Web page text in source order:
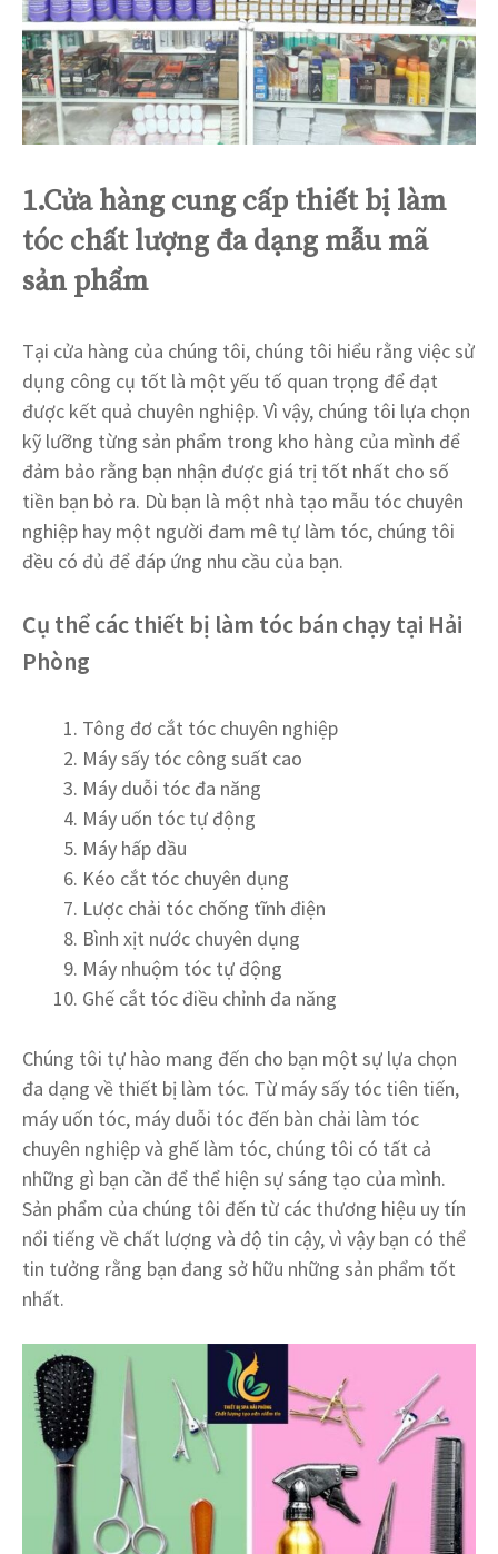
1.Cửa hàng cung cấp thiết bị làm
tóc chất lượng đa dạng mẫu mã
sản phẩm
Tại cửa hàng của chúng tôi, chúng tôi hiểu rằng việc sử
dụng công cụ tốt là một yếu tố quan trọng để đạt
được kết quả chuyên nghiệp. Vì vậy, chúng tôi lựa chọn
kỹ lưỡng từng sản phẩm trong kho hàng của mình để
đảm bảo rằng bạn nhận được giá trị tốt nhất cho số
tiền bạn bỏ ra. Dù bạn là một nhà tạo mẫu tóc chuyên
nghiệp hay một người đam mê tự làm tóc, chúng tôi
đều có đủ để đáp ứng nhu cầu của bạn.
Cụ thể các thiết bị làm tóc bán chạy tại Hải
Phòng
Tông đơ cắt tóc chuyên nghiệp
Máy sấy tóc công suất cao
Máy duỗi tóc đa năng
Máy uốn tóc tự động
Máy hấp dầu
Kéo cắt tóc chuyên dụng
Lược chải tóc chống tĩnh điện
Bình xịt nước chuyên dụng
Máy nhuộm tóc tự động
Ghế cắt tóc điều chỉnh đa năng
Chúng tôi tự hào mang đến cho bạn một sự lựa chọn
đa dạng về thiết bị làm tóc. Từ máy sấy tóc tiên tiến,
máy uốn tóc, máy duỗi tóc đến bàn chải làm tóc
chuyên nghiệp và ghế làm tóc, chúng tôi có tất cả
những gì bạn cần để thể hiện sự sáng tạo của mình.
Sản phẩm của chúng tôi đến từ các thương hiệu uy tín
nổi tiếng về chất lượng và độ tin cậy, vì vậy bạn có thể
tin tưởng rằng bạn đang sở hữu những sản phẩm tốt
nhất.